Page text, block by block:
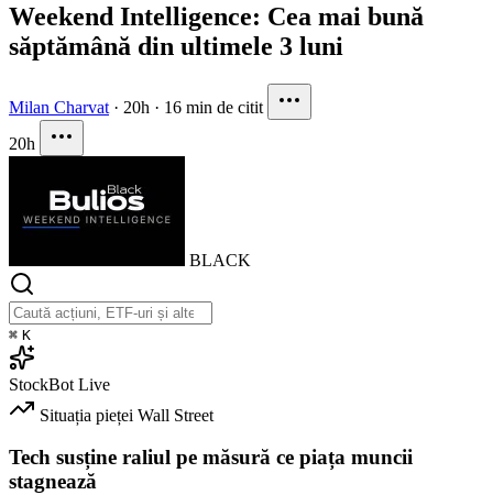
Weekend Intelligence: Cea mai bună
săptămână din ultimele 3 luni
Milan Charvat · 20h · 16 min de citit
20h
BLACK
⌘ K
StockBot Live
Situația pieței Wall Street
Tech susține raliul pe măsură ce piața muncii
stagnează